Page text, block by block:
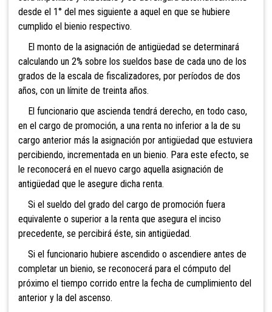
desde el 1° del mes siguiente a aquel en que se hubiere
cumplido el bienio respectivo.
El monto de la asignación de antigüedad se determinará
calculando un 2% sobre los sueldos base de cada uno de los
grados de la escala de fiscalizadores, por períodos de dos
años, con un límite de treinta años.
El funcionario que ascienda tendrá derecho, en todo caso,
en el cargo de promoción, a una renta no inferior a la de su
cargo anterior más la asignación por antigüedad que estuviera
percibiendo, incrementada en un bienio. Para este efecto, se
le reconocerá en el nuevo cargo aquella asignación de
antigüedad que le asegure dicha renta.
Si el sueldo del grado del cargo de promoción fuera
equivalente o superior a la renta que asegura el inciso
precedente, se percibirá éste, sin antigüedad.
Si el funcionario hubiere ascendido o ascendiere antes de
completar un bienio, se reconocerá para el cómputo del
próximo el tiempo corrido entre la fecha de cumplimiento del
anterior y la del ascenso.